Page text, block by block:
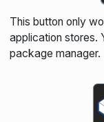
This button only
application stores.
package manager.